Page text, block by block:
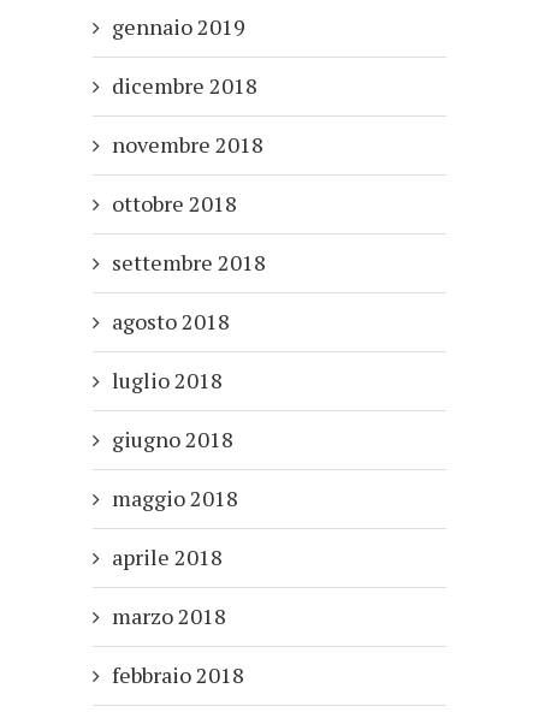
gennaio 2019
dicembre 2018
novembre 2018
ottobre 2018
settembre 2018
agosto 2018
luglio 2018
giugno 2018
maggio 2018
aprile 2018
marzo 2018
febbraio 2018